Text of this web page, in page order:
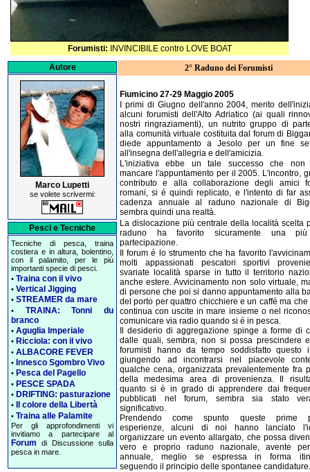
Autore
Marco Lupetti
se volete scrivermi:
Pesci e Tecniche
Tecniche di pesca, traina
costiera e in altura, bolentino,
con il palamito, per le più
importanti specie di pesci.
• Traina con il vivo
• Vertical Jigging
• STREAMER da mare
• TRAINA: Tonni du
branco
• Aguglia Imperiale
• Ricciola: con il vivo
• ALBACORE FEVER
• Innesco Sgombro Vivo
• Pesca del Pagello
• PESCE SPADA
• DRIFTING: pasturazione
• Il colore della Libertà
• Traina alle Palamite
Per gli approfondimenti vi
invitiamo a partecipare al
Forum di Discussione sulla
pesca in mare.
2° Raduno dei Forumisti
Fiumicino 27-29 Maggio 2005
I primi di Giugno dell'anno 2004, merito
alcuni forumisti dell'Alto Adriatico (ai quali
nostri ringraziamenti), un nutrito gruppo di
alla comunità virtuale costituita dal forum di
diede appuntamento a Jesolo per un fine
all'insegna dell'allegria e dell'amicizia.
L'iniziativa ebbe un tale successo che non
mancare l'appuntamento per il 2005. L'incontro,
contributo e alla collaborazione degli amici
romani, si é quindi replicato, e l'intento di far
cadenza annuale al raduno nazionale di
sembra quindi una realtà.
La dislocazione più centrale della località scelta
raduno ha favorito sicuramente una
partecipazione.
Il forum é lo strumento che ha favorito
molti appassionati pescatori sportivi
svariate località sparse in tutto il territorio
anche estere. Avvicinamento non solo virtuale,
di persone che poi si danno appuntamento alla
del porto per quattro chicchiere e un caffé ma che
continua con uscite in mare insieme o nel
comunicare via radio quando si é in pesca.
Il desiderio di aggregazione spinge a forme di
dalle quali, sembra, non si possa prescindere
forumisti hanno da tempo soddisfatto questo
giungendo ad incontrarsi nel piacevole
qualche cena, organizzata prevalentemente fra
della medesima area di provenienza. Il
quanto si è in grado di apprendere dai
pubblicati nel forum, sembra sia stato
significativo.
Prendendo come spunto queste prime
esperienze, alcuni di noi hanno lanciato
organizzare un evento allargato, che possa
vero e proprio raduno nazionale, avente
annuale, meglio se espressa in forma
seguendo il principio delle spontanee candidature.
Forumisti: INVINCIBILE contro LOVE BOAT